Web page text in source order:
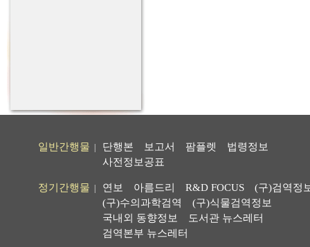
일반간행물 단행본 보고서 팜플렛
법령정보
사전정보공표
정기간행물 연보 아름드리 R&D FOCUS
(구)검역정
(구)수의과학검역
(구)식물검역정보
국내외 동향정보
도서관 뉴스레터
검역본부 뉴스레터